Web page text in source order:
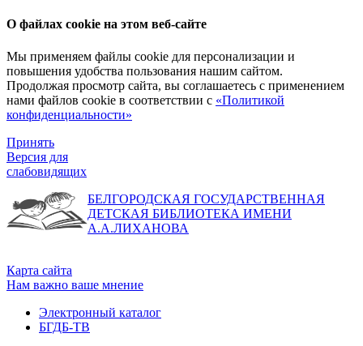
О файлах cookie на этом веб-сайте
Мы применяем файлы cookie для персонализации и
повышения удобства пользования нашим сайтом.
Продолжая просмотр сайта, вы соглашаетесь с применением
нами файлов cookie в соответствии с «Политикой
конфиденциальности»
Принять
Версия для
слабовидящих
БЕЛГОРОДСКАЯ ГОСУДАРСТВЕННАЯ
ДЕТСКАЯ БИБЛИОТЕКА ИМЕНИ
А.А.ЛИХАНОВА
Карта сайта
Нам важно ваше мнение
Электронный каталог
БГДБ-ТВ